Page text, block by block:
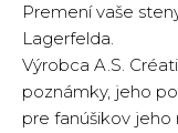
Premení vaše
Lagerfelda.
Výrobca A.S.
poznámky, jeho
pre fanúšikov